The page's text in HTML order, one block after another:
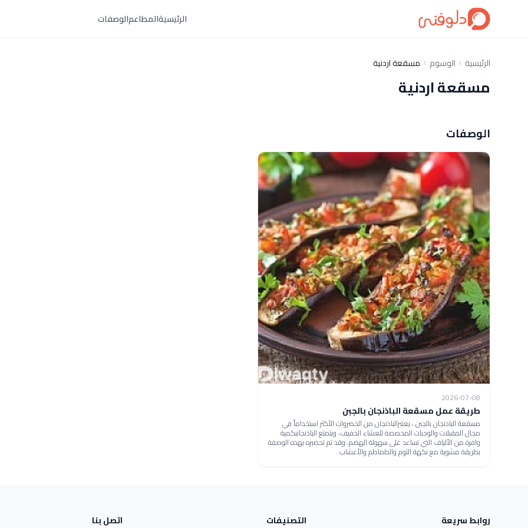
الرئيسيةالمطاعمالوصفات
الرئيسية الوسوم مسقعة اردنية
مسقعة اردنية
الوصفات
2026-07-08
طريقة عمل مسقعة الباذنجان بالجبن
مسقعة الباذنجان بالجبن ، يعتبرالباذنجان من الخضروات الأكثر استخداماً في
مجال المقبلات والوجبات المخصصة للعشاء الخفيف، ويتمتع الباذنجانبكمية
وافرة من الألياف التي تساعد على سهولة الهضم، وقد تم تحضيره بهذه الوصفة
بطريقة مشوية مع نكهة الثوم والطماطم والأعشاب .
روابط سريعة التصنيفات اتصل بنا